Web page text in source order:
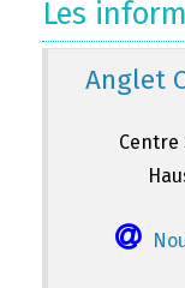
Les
Anglet
Centre